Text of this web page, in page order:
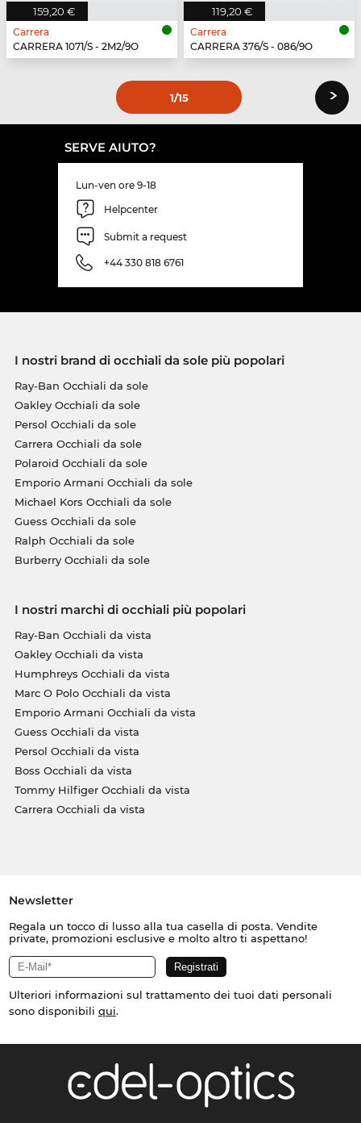
159,20 €
Carrera
CARRERA 1071/S - 2M2/9O
119,20 €
Carrera
CARRERA 376/S - 086/9O
1/15 ›
SERVE AIUTO?
Lun-ven ore 9-18
Helpcenter
Submit a request
+44 330 818 6761
I nostri brand di occhiali da sole più popolari
Ray-Ban Occhiali da sole
Oakley Occhiali da sole
Persol Occhiali da sole
Carrera Occhiali da sole
Polaroid Occhiali da sole
Emporio Armani Occhiali da sole
Michael Kors Occhiali da sole
Guess Occhiali da sole
Ralph Occhiali da sole
Burberry Occhiali da sole
I nostri marchi di occhiali più popolari
Ray-Ban Occhiali da vista
Oakley Occhiali da vista
Humphreys Occhiali da vista
Marc O Polo Occhiali da vista
Emporio Armani Occhiali da vista
Guess Occhiali da vista
Persol Occhiali da vista
Boss Occhiali da vista
Tommy Hilfiger Occhiali da vista
Carrera Occhiali da vista
Newsletter
Regala un tocco di lusso alla tua casella di posta. Vendite
private, promozioni esclusive e molto altro ti aspettano!
Ulteriori informazioni sul trattamento dei tuoi dati personali
sono disponibili qui.